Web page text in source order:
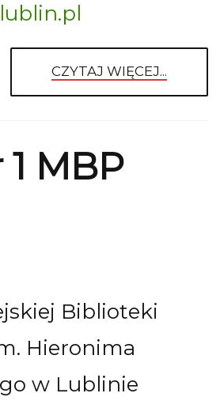
CZYTAJ WIĘCEJ...
MBP
Biblioteki
Hieronima
w Lublinie